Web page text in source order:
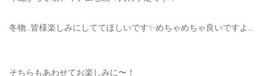
冬物‥皆様楽しみにしててほしいです✨めちゃめちゃ良いですよ‥
そちらもあわせてお楽しみに〜！